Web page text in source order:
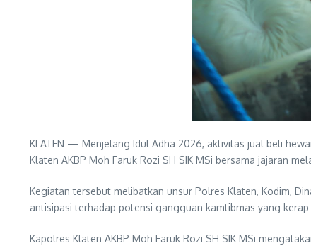
KLATEN — Menjelang Idul Adha 2026, aktivitas jual beli
Klaten AKBP Moh Faruk Rozi SH SIK MSi bersama jajaran
Kegiatan tersebut melibatkan unsur Polres Klaten, Kodim,
antisipasi terhadap potensi gangguan kamtibmas yang
Kapolres Klaten AKBP Moh Faruk Rozi SH SIK MSi